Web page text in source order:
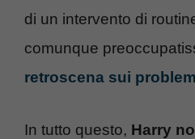
di un intervento di
comunque
retroscena sui
In tutto questo, Harry